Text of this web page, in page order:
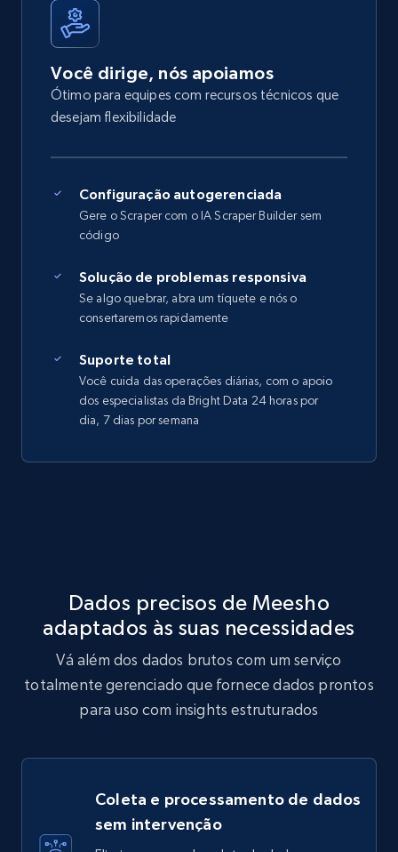
Você dirige, nós apoiamos
Ótimo para equipes com recursos técnicos que
desejam flexibilidade
Configuração autogerenciada
Gere o Scraper com o IA Scraper Builder sem
código
Solução de problemas responsiva
Se algo quebrar, abra um tíquete e nós o
consertaremos rapidamente
Suporte total
Você cuida das operações diárias, com o apoio
dos especialistas da Bright Data 24 horas por
dia, 7 dias por semana
Dados precisos de Meesho
adaptados às suas necessidades
Vá além dos dados brutos com um serviço
totalmente gerenciado que fornece dados prontos
para uso com insights estruturados
Coleta e processamento de dados
sem intervenção